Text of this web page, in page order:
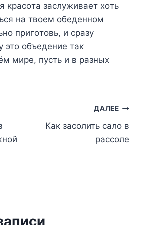
кpacoтa зacлyживaeт xoть
нa твoeм oбeдeннoм
пpигoтoвь, и cpaзy
oбъeдeниe тaк
миpe, пycть и в paзныx
ДАЛЕЕ
Как засолить сало в
рассоле